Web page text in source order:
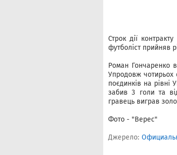
Строк дії
футболіст прийняв
Роман Гончаренко
Упродовж чотирьох
поєдинків на рівні
забив 3 голи та
гравець виграв
Фото - "Верес"
Джерело: